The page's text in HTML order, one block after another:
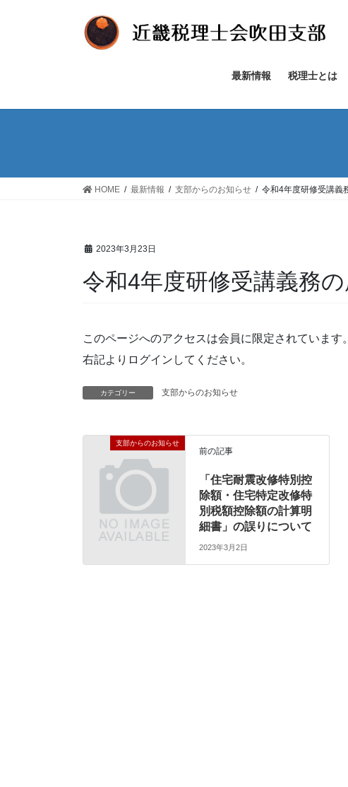
ス
ン
最新情報 税理士とは
HOME 最新情報 支部からのお知らせ 令和4年度研修受講義
2023年3月23日
令和4年度研修受講義務
このページへのアクセスは会員に限定されています。
右記よりログインしてください。
カテゴリー 支部からのお知らせ
支部からのお知らせ
前の記事
「住宅耐震改修特別控
除額・住宅特定改修特
別税額控除額の計算明
細書」の誤りについて
2023年3月2日